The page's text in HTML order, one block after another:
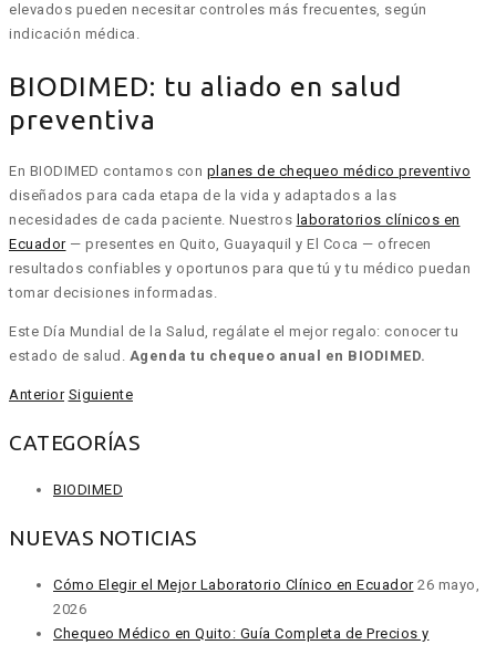
elevados pueden necesitar controles más frecuentes, según
indicación médica.
BIODIMED: tu aliado en salud
preventiva
En BIODIMED contamos con planes de chequeo médico preventivo
diseñados para cada etapa de la vida y adaptados a las
necesidades de cada paciente. Nuestros laboratorios clínicos en
Ecuador— presentes en Quito, Guayaquil y El Coca — ofrecen
resultados confiables y oportunos para que tú y tu médico puedan
tomar decisiones informadas.
Este Día Mundial de la Salud, regálate el mejor regalo: conocer tu
estado de salud. Agenda tu chequeo anual en BIODIMED.
Anterior Siguiente
CATEGORÍAS
BIODIMED
NUEVAS NOTICIAS
Cómo Elegir el Mejor Laboratorio Clínico en Ecuador 26 mayo,
2026
Chequeo Médico en Quito: Guía Completa de Precios y